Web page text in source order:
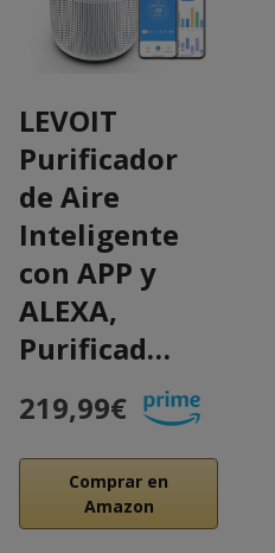
LEVOIT
Purificador
de Aire
Inteligente
con APP y
ALEXA,
Purificad…
219,99€
Comprar en
Amazon